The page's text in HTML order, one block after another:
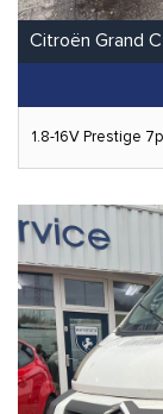
Citroën Grand
1.8-16V Prestige